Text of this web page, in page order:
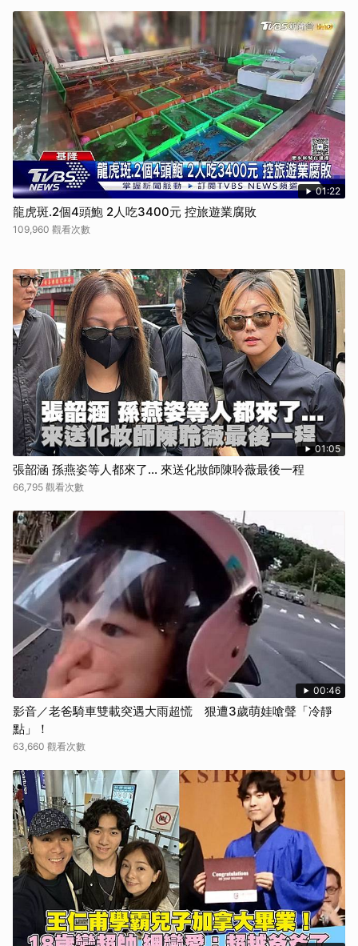
01:22
龍虎斑.2個4頭鮑 2人吃3400元 控旅遊業腐敗
109,960 觀看次數
01:05
張韶涵 孫燕姿等人都來了... 來送化妝師陳聆薇最後一程
66,795 觀看次數
00:46
影音／老爸騎車雙載突遇大雨超慌 狠遭3歲萌娃嗆聲「冷靜
點」！
63,660 觀看次數